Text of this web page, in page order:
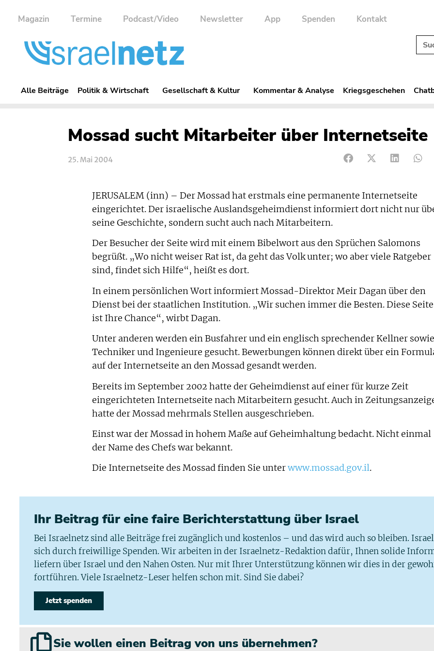
Magazin Termine Podcast/Video Newsletter App Spenden Kontakt
Alle Beiträge Politik & Wirtschaft Gesellschaft & Kultur Kommentar & Analyse Kriegsgeschehen
Mossad sucht Mitarbeiter über Internetseite
25. Mai 2004
JERUSALEM (inn) – Der Mossad hat erstmals eine permanente Internetseite
eingerichtet. Der israelische Auslandsgeheimdienst informiert dort nicht nur
seine Geschichte, sondern sucht auch nach Mitarbeitern.
Der Besucher der Seite wird mit einem Bibelwort aus den Sprüchen Salomons
begrüßt. „Wo nicht weiser Rat ist, da geht das Volk unter; wo aber viele Ratgeber
sind, findet sich Hilfe“, heißt es dort.
In einem persönlichen Wort informiert Mossad-Direktor Meir Dagan über den
Dienst bei der staatlichen Institution. „Wir suchen immer die Besten. Diese Seite
ist Ihre Chance“, wirbt Dagan.
Unter anderen werden ein Busfahrer und ein englisch sprechender Kellner sowie
Techniker und Ingenieure gesucht. Bewerbungen können direkt über ein
auf der Internetseite an den Mossad gesandt werden.
Bereits im September 2002 hatte der Geheimdienst auf einer für kurze Zeit
eingerichteten Internetseite nach Mitarbeitern gesucht. Auch in
hatte der Mossad mehrmals Stellen ausgeschrieben.
Einst war der Mossad in hohem Maße auf Geheimhaltung bedacht. Nicht einmal
der Name des Chefs war bekannt.
Die Internetseite des Mossad finden Sie unterwww.mossad.gov.il.
Ihr Beitrag für eine faire Berichterstattung über Israel
Bei Israelnetz sind alle Beiträge frei zugänglich und kostenlos – und das wird auch so bleiben.
sich durch freiwillige Spenden. Wir arbeiten in der Israelnetz-Redaktion dafür, Ihnen solide
liefern über Israel und den Nahen Osten. Nur mit Ihrer Unterstützung können wir dies in der
fortführen. Viele Israelnetz-Leser helfen schon mit. Sind Sie dabei?
Jetzt spenden
Sie wollen einen Beitrag von uns übernehmen?